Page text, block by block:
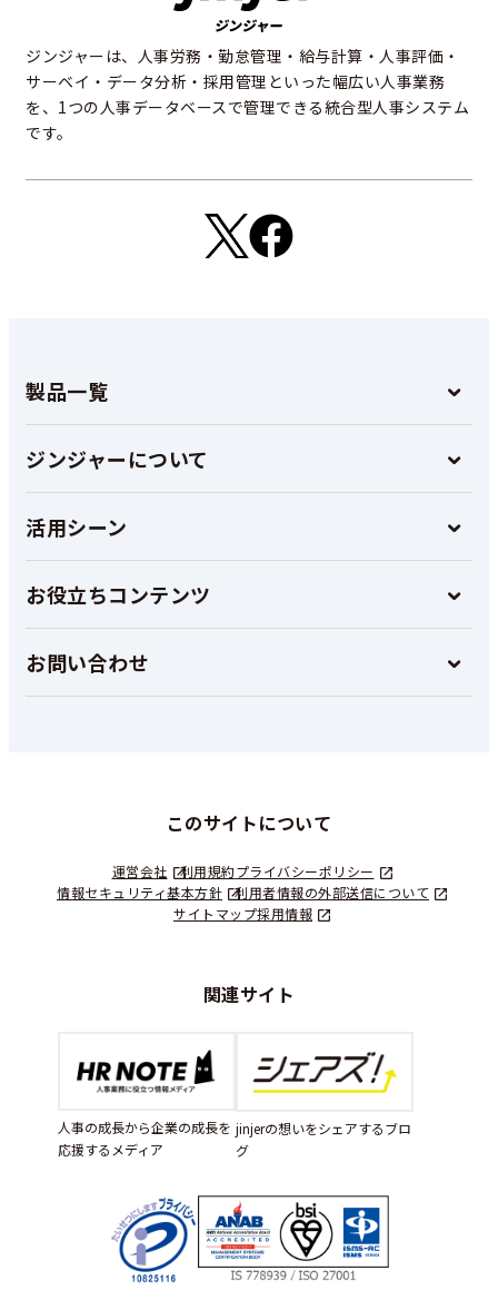
ジンジャーは、人事労務・勤怠管理・給与計算・人事評価・
サーベイ・データ分析・採用管理といった幅広い人事業務
を、1つの人事データベースで管理できる統合型人事システム
です。
製品一覧
ジンジャーについて
活用シーン
お役立ちコンテンツ
お問い合わせ
このサイトについて
運営会社 利用規約プライバシーポリシー
情報セキュリティ基本方針
利用者情報の外部送信について
サイトマップ採用情報
関連サイト
人事の成長から企業の成長を
応援するメディア
jinjerの想いをシェアするブロ
グ